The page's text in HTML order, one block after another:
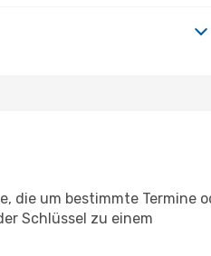
die um bestimmte Termine
Schlüssel zu einem